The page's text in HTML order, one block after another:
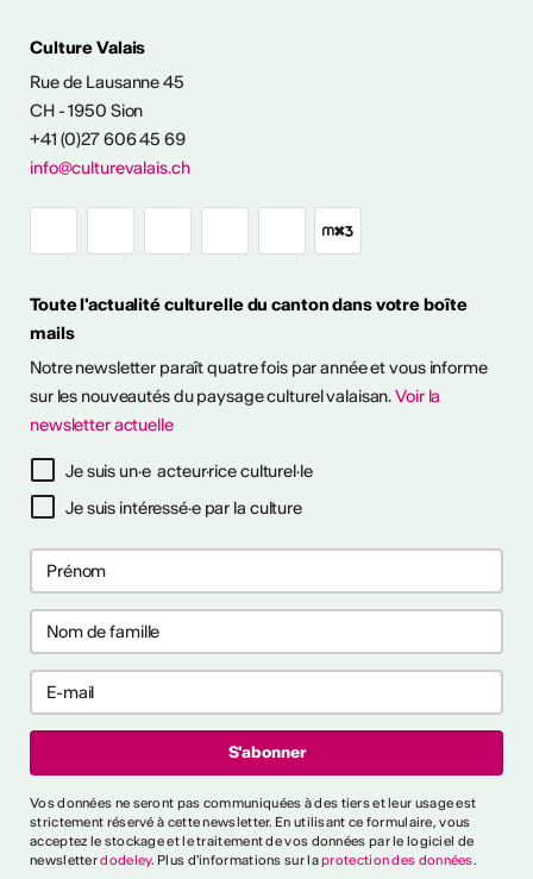
pour prévenir
?
pour prévenir
?
tout
je reconnu
culturel
?
Culture Valais
Rue de Lausanne 45
CH - 1950 Sion
+41 (0)27 606 45 69
info@culturevalais.ch
Toute l'actualité culturelle du canton dans votre boîte
mails
Notre newsletter paraît quatre fois par année et vous informe
sur les nouveautés du paysage culturel valaisan.Voir la
newsletter actuelle
Je suis un·e acteur·rice culturel·le
Je suis intéressé·e par la culture
Vos données ne seront pas communiquées à des tiers et leur usage est
strictement réservé à cette newsletter. En utilisant ce formulaire, vous
acceptez le stockage et le traitement de vos données par le logiciel de
newsletterdodeley. Plus d'informations sur laprotection des données.